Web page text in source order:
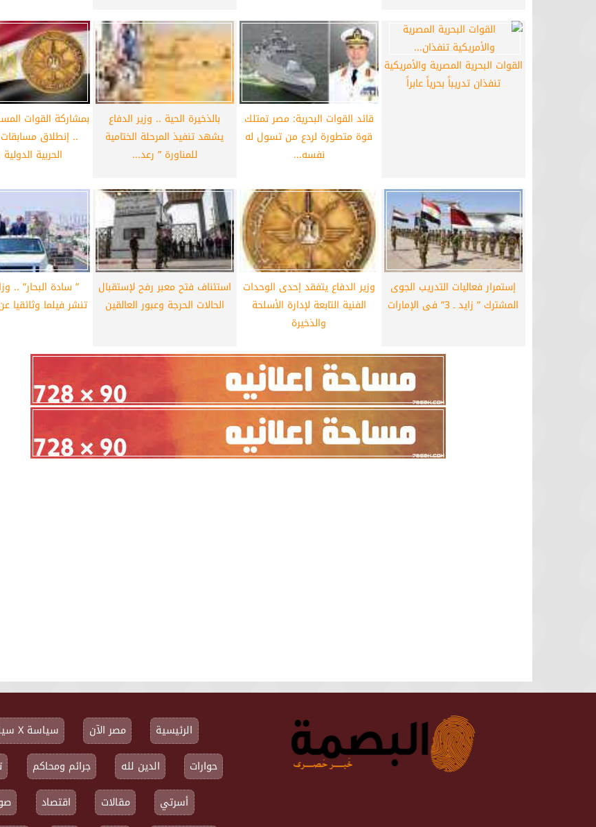
القوات البحرية المصرية والأمريكية
تنفذان تدريباً بحرياً عابراً
قائد القوات البحرية: مصر تمتلك
قوة متطورة لردع من تسول له
نفسه...
بالذخيرة الحية .. وزير الدفاع
يشهد تنفيذ المرحلة الختامية
للمناورة ” رعد...
بمشاركة القوات
.. إنطلاق مسابقات
الحربية الدولية 2021
إستمرار فعاليات التدريب الجوى
المشترك ” زايد ـ 3” فى الإمارات
وزير الدفاع يتفقد إحدى الوحدات
الفنية التابعة لإدارة الأسلحة
والذخيرة
استئناف فتح معبر رفح لإستقبال
الحالات الحرجة وعبور العالقين
” سادة البحار” ..
تنشر فيلما وثائقيا عن
الرئيسية مصر الآن سياسة X سياسة
حوارات
الدين لله جرائم ومحاكم
أسرتي
مقالات اقتصاد